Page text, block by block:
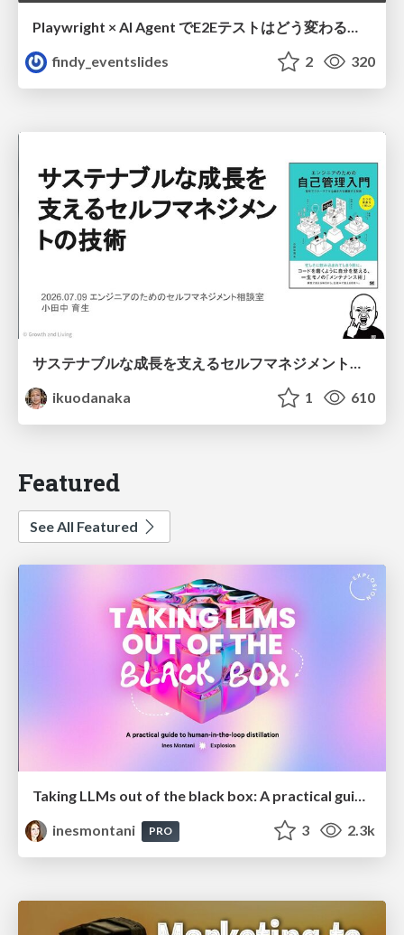
findy_eventslides
2 320
サステナブルな成長を支えるセルフマネジメントの技術/Self Management skill for growth
ikuodanaka
1 610
Featured
See All Featured
Taking LLMs out of the black box: A practical guide to human-in-the-loop distillation
inesmontani
PRO 3 2.3k